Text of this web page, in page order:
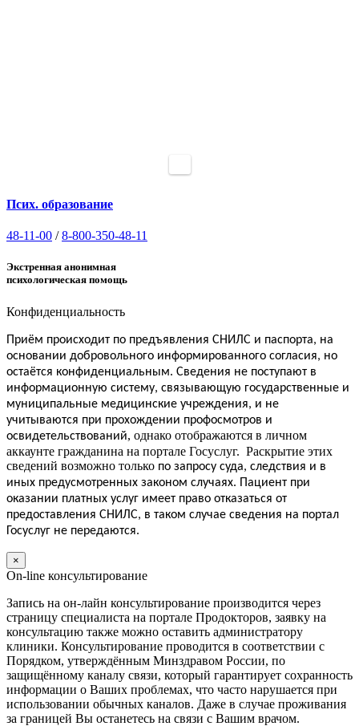
Псих. образование
48-11-00 /8-800-350-48-11
Экстренная анонимная
психологическая помощь
Конфиденциальность
Приём происходит по предъявления СНИЛС и паспорта, на
основании добровольного информированного согласия, но
остаётся конфиденциальным. Сведения не поступают в
информационную систему, связывающую государственные и
муниципальные медицинские учреждения, и не
учитываются при прохождении профосмотров и
освидетельствований, однако отображаются в личном
аккаунте гражданина на портале Госуслуг. Раскрытие этих
сведений возможно только по запросу суда, следствия и в
иных предусмотренных законом случаях. Пациент при
оказании платных услуг имеет право отказаться от
предоставления СНИЛС, в таком случае сведения на портал
Госуслуг не передаются.
×
On-line консультирование
Запись на он-лайн консультирование производится через
страницу специалиста на портале Продокторов, заявку на
консультацию также можно оставить администратору
клиники. Консультирование проводится в соответствии с
Порядком, утверждённым Минздравом России, по
защищённому каналу связи, который гарантирует сохранность
информации о Ваших проблемах, что часто нарушается при
использовании обычных каналов. Даже в случае проживания
за границей Вы останетесь на связи с Вашим врачом.